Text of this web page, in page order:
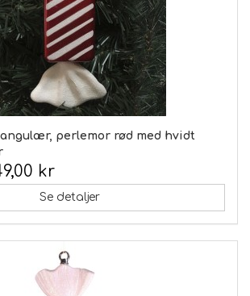
perlemor rød med hvidt
kr
Se detaljer